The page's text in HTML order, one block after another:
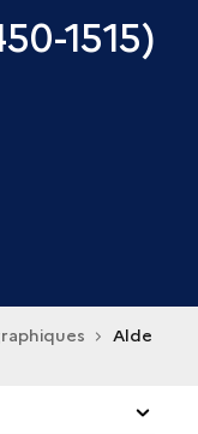
1515)
Alde